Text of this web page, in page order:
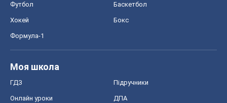
Футбол Баскетбол
Хокей Бокс
Формула-1
Моя школа
ГДЗ Підручники
Онлайн уроки ДПА